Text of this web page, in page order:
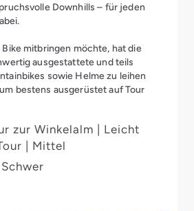
Downhills – für jeden
mitbringen möchte, hat die
ausgestattete und teils
sowie Helme zu leihen
bestens ausgerüstet auf Tour
zur Winkelalm | Leicht
| Mittel